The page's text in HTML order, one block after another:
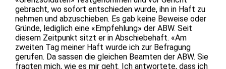
gebracht, wo sofort entschieden wurde, ihn in Haft zu
nehmen und abzuschieben. Es gab keine Beweise oder
Gründe, lediglich eine «Empfehlung» der ABW. Seit
diesem Zeitpunkt sitzt er in Abschiebehaft. «Am
zweiten Tag meiner Haft wurde ich zur Befragung
gerufen. Da sassen die gleichen Beamten der ABW. Sie
fragten mich, wie es mir geht. Ich antwortete, dass ich